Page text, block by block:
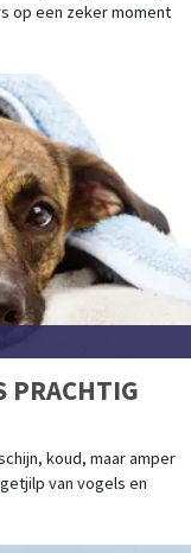
op een zeker moment
PRACHTIG
koud, maar amper
van vogels en